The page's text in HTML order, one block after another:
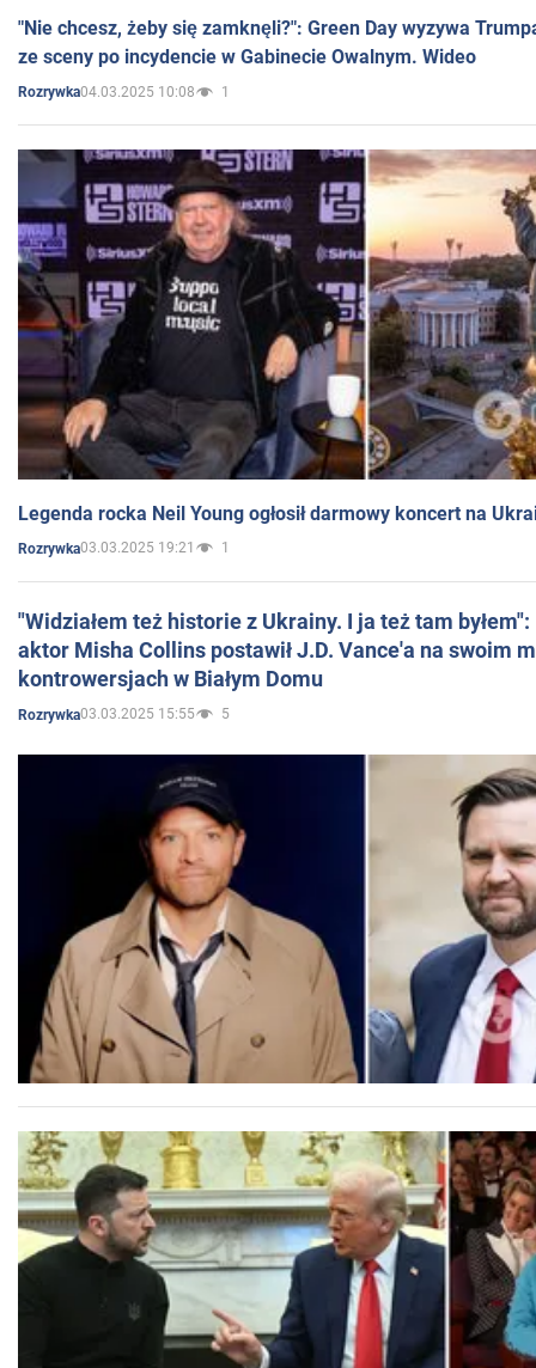
"Nie chcesz, żeby się zamknęli?": Green Day wyzywa
ze sceny po incydencie w Gabinecie Owalnym. Wideo
Rozrywka04.03.2025 10:08 1
Legenda rocka Neil Young ogłosił darmowy koncert na
Rozrywka03.03.2025 19:21 1
"Widziałem też historie z Ukrainy. I ja też tam
aktor Misha Collins postawił J.D. Vance'a na swoim
kontrowersjach w Białym Domu
Rozrywka03.03.2025 15:55 5